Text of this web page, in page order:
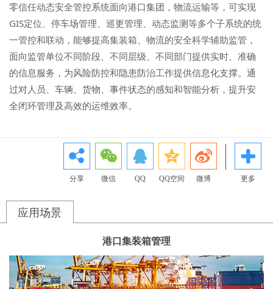
零信任动态安全管控系统面向港口集团，物流运输等，可实现
GIS定位、停车场管理、巡更管理、动态监测等多个子系统的统
一管控和联动，能够提高集装箱、物流的安全科学辅助监管，
面向监管单位不同阶段、不同层级、不同部门提供实时、准确
的信息服务，为风险防控和隐患防治工作提供信息化支撑。通
过对人员、车辆、货物、事件状态的感知和智能分析，提升安
全闭环管理及高效的运维效率。
分享 微信 QQ QQ空间 微博 更多
应用场景
港口集装箱管理